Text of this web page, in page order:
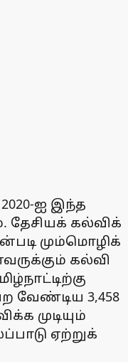
ஐ இந்த
தேசியக் கல்விக்
மும்மொழிக்
கல்வி
வேண்டிய 3,458
முடியும்
ஏற்றுக்